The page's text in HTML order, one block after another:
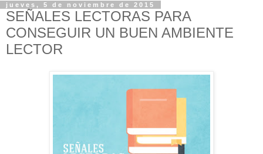
jueves, 5 de noviembre de 2015
SEÑALES LECTORAS PARA
CONSEGUIR UN BUEN AMBIENTE
LECTOR